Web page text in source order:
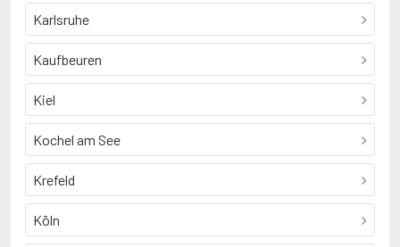
Karlsruhe
Kaufbeuren
Kiel
Kochel am See
Krefeld
Köln